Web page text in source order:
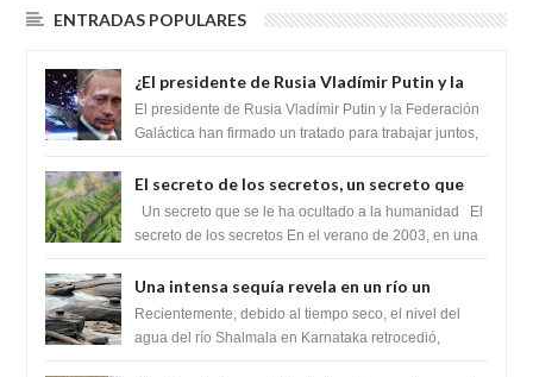
ENTRADAS POPULARES
¿El presidente de Rusia Vladímir Putin y la
Federación Galactica han firmado un
tratado para acabar con los Sionistas?
El presidente de Rusia Vladímir Putin y la Federación
Galáctica han firmado un tratado para trabajar juntos,
El secreto de los secretos, un secreto que
cambiaría por completo el destino de la
humanidad
Un secreto que se le ha ocultado a la humanidad El
secreto de los secretos En el verano de 2003, en una
Una intensa sequía revela en un río un
impresionante hallazgo de miles de Shiva
Lingas
Recientemente, debido al tiempo seco, el nivel del
agua del río Shalmala en Karnataka retrocedió,